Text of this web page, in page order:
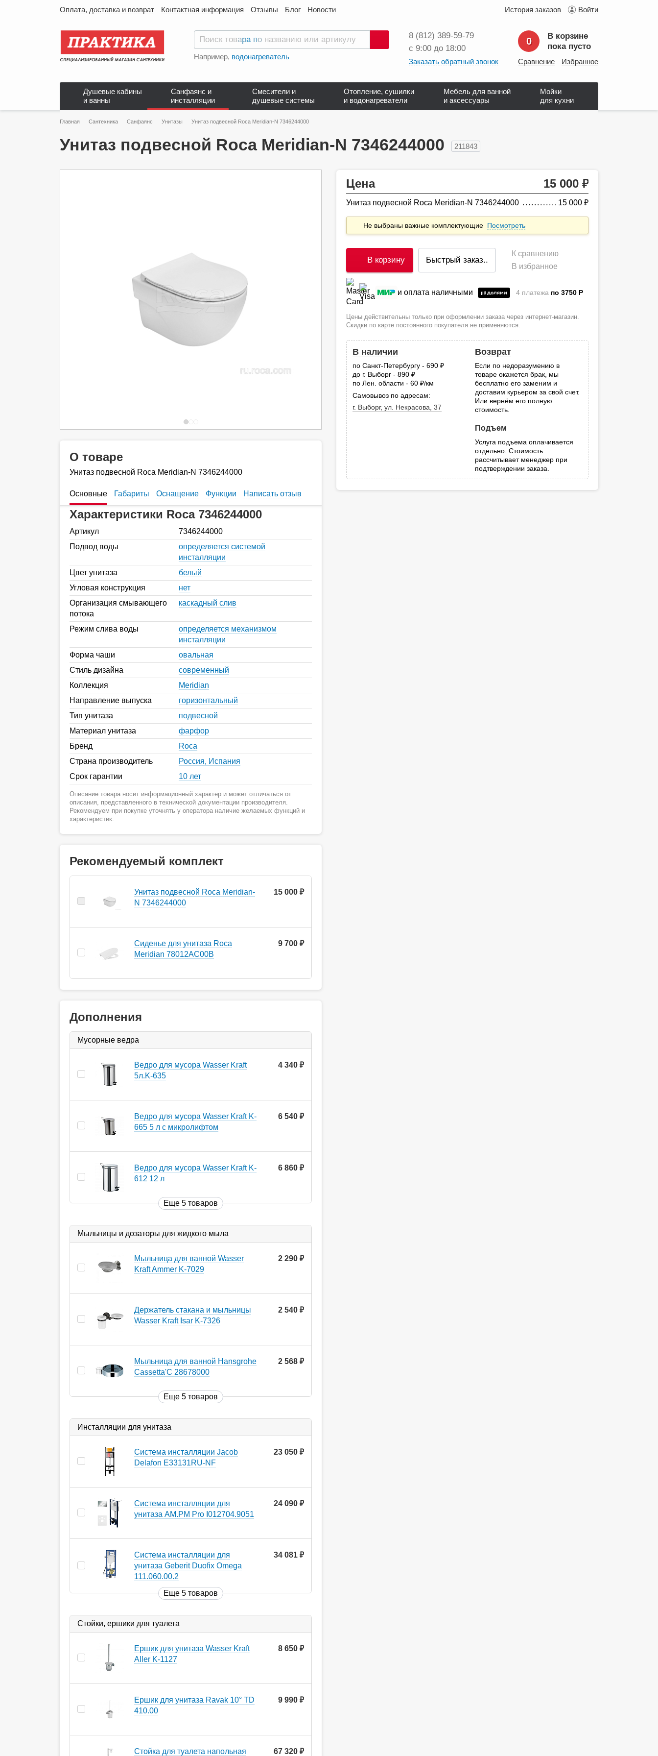
Оплата, доставка и возврат Контактная информация Отзывы Блог Новости История заказов Войти
Поиск
Например, водонагреватель
8 (812) 389‑59‑79
с 9:00 до 18:00
Заказать обратный звонок
0
В корзине
пока пусто
Сравнение Избранное
Душевые кабины
и ванны
Санфаянс и
инсталляции
Смесители и
душевые системы
Отопление, сушилки
и водонагреватели
Мебель для ванной
и аксессуары
Мойки
для кухни
Главная Сантехника Санфаянс Унитазы Унитаз подвесной Roca Meridian-N 7346244000
Унитаз подвесной Roca Meridian-N 7346244000 211843
Цена 15 000
Унитаз подвесной Roca Meridian-N 7346244000 15 000
Не выбраны важные комплектующие Посмотреть
В корзину Быстрый заказ..
К сравнению
В избранное
и оплата наличными 4 платежа по 3750 P
Цены действительны только при оформлении заказа через интернет-магазин.
Скидки по карте постоянного покупателя не применяются.
В наличии
по Санкт-Петербургу - 690
до г. Выборг - 890
по Лен. области - 60
руб.
/км
Самовывоз по адресам:
г. Выборг, ул. Некрасова, 37
Возврат
Если по недоразумению в
товаре окажется брак, мы
бесплатно его заменим и
доставим курьером за свой счет.
Или вернём его полную
стоимость.
Подъем
Услуга подъема оплачивается
отдельно. Стоимость
рассчитывает менеджер при
подтверждении заказа.
О товаре
Унитаз подвесной Roca Meridian-N 7346244000
Основные Габариты Оснащение Функции Написать отзыв
Характеристики Roca 7346244000
Артикул
7346244000
Подвод воды
определяется системой
инсталляции
Цвет унитаза
белый
Угловая конструкция
нет
Организация смывающего
потока
каскадный слив
Режим слива воды
определяется механизмом
инсталляции
Форма чаши
овальная
Стиль дизайна
современный
Коллекция
Meridian
Направление выпуска
горизонтальный
Тип унитаза
подвесной
Материал унитаза
фарфор
Бренд
Roca
Страна производитель
Россия, Испания
Срок гарантии
10 лет
Описание товара носит информационный характер и может отличаться от
описания, представленного в технической документации производителя.
Рекомендуем при покупке уточнять у оператора наличие желаемых функций и
характеристик.
Рекомендуемый комплект
Унитаз подвесной Roca Meridian-
N 7346244000
15 000 ₽
Cиденье для унитаза Roca
Meridian 78012AC00B
9 700 ₽
Дополнения
Мусорные ведра
Ведро для мусора Wasser Kraft
5л.K-635
4 340
Ведро для мусора Wasser Kraft K-
665 5 л с микролифтом
6 540
Ведро для мусора Wasser Kraft K-
612 12 л
6 860
Еще 5 товаров
Мыльницы и дозаторы для жидкого мыла
Мыльница для ванной Wasser
Kraft Ammer K-7029
2 290
Держатель стакана и мыльницы
Wasser Kraft Isar K-7326
2 540
Мыльница для ванной Hansgrohe
Cassetta'C 28678000
2 568
Еще 5 товаров
Инсталляции для унитаза
Система инсталляции Jacob
Delafon E33131RU-NF
23 050
Система инсталляции для
унитаза AM.PM Pro I012704.9051
24 090
Система инсталляции для
унитаза Geberit Duofix Omega
111.060.00.2
34 081
Еще 5 товаров
Стойки, ершики для туалета
Ершик для унитаза Wasser Kraft
Aller K-1127
8 650
Ершик для унитаза Ravak 10° TD
410.00
9 990
Стойка для туалета напольная 67 320